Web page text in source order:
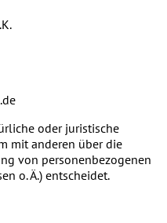
oder juristische
mit anderen über die
von personenbezogenen
o. Ä.) entscheidet.